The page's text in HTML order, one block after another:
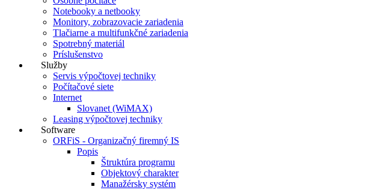
Notebooky a netbooky
Monitory, zobrazovacie zariadenia
Tlačiarne a multifunkčné zariadenia
Spotrebný materiál
Príslušenstvo
Služby
Servis výpočtovej techniky
Počítačové siete
Internet
Slovanet (WiMAX)
Leasing výpočtovej techniky
Software
ORFiS - Organizačný firemný IS
Popis
Štruktúra programu
Objektový charakter
Manažérsky systém